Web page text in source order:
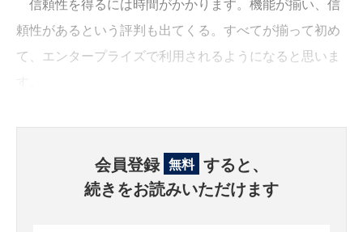
頼性があるという評判も出てくる。すべてが揃って初め
て、エンタープライズで利用されるようになると思いま
会員登録 無料 すると、
続きをお読みいただけます